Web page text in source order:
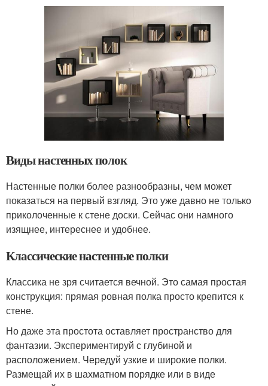
Виды настенных полок
Настенные полки более разнообразны, чем может
показаться на первый взгляд. Это уже давно не только
приколоченные к стене доски. Сейчас они намного
изящнее, интереснее и удобнее.
Классические настенные полки
Классика не зря считается вечной. Это самая простая
конструкция: прямая ровная полка просто крепится к
стене.
Но даже эта простота оставляет пространство для
фантазии. Экспериментируй с глубиной и
расположением. Чередуй узкие и широкие полки.
Размещай их в шахматном порядке или в виде